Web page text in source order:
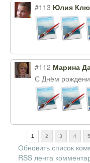
#113 Юлия
#112 Марина
С Днём
1 2 3 4 5
Обновить список
RSS лента